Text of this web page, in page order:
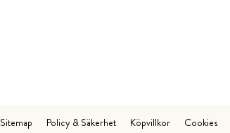
Sitemap Policy & Säkerhet Köpvillkor Cookies